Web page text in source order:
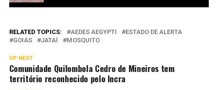
RELATED TOPICS: AEDES AEGYPTI
ESTADO DE ALERTA
GOIÁS
JATAÍ MOSQUITO
UP NEXT
Comunidade Quilombola Cedro de Mineiros tem
território reconhecido pelo Incra